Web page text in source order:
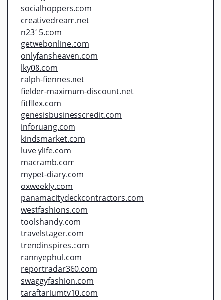
socialhoppers.com
creativedream.net
n2315.com
getwebonline.com
onlyfansheaven.com
lky08.com
ralph-fiennes.net
fielder-maximum-discount.net
fitfllex.com
genesisbusinesscredit.com
inforuang.com
kindsmarket.com
luvelylife.com
macramb.com
mypet-diary.com
oxweekly.com
panamacitydeckcontractors.com
westfashions.com
toolshandy.com
travelstager.com
trendinspires.com
rannyephul.com
reportradar360.com
swaggyfashion.com
taraftariumtv10.com